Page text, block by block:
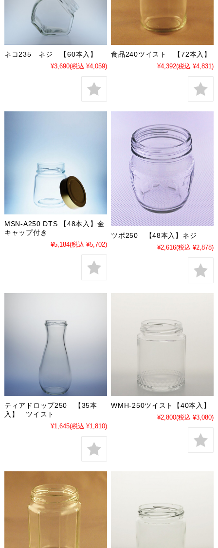
ネコ235 ネジ 【60本入】
¥3,690(税込 ¥4,059)
食品240ツイスト 【72本入】
¥4,392(税込 ¥4,831)
MSN-A250 DTS 【48本入】金
キャップ付き
¥5,184(税込 ¥5,702)
ツボ250 【48本入】ネジ
¥2,616(税込 ¥2,878)
ティアドロップ250 【35本
入】 ツイスト
¥1,645(税込 ¥1,810)
WMH-250ツイスト【40本入】
¥2,800(税込 ¥3,080)